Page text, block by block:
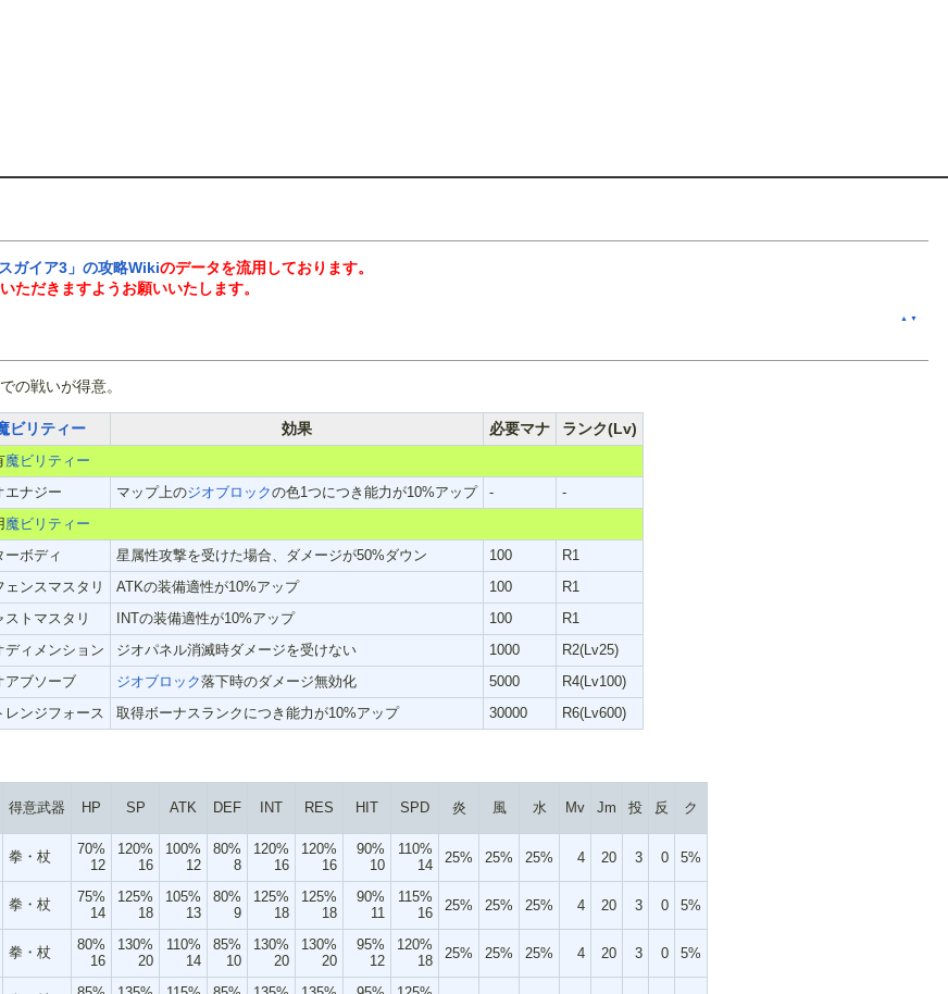
ガイア3」の攻略Wikiのデータを流用しております。
ただきますようお願いいたします。
▲ ▼
の戦いが得意。
ビリティー 効果 必要マナ ランク(Lv)
魔ビリティー
エナジー
マップ上のジオブロックの色1つにつき能力が10%アップ -
-
魔ビリティー
ーボディ
星属性攻撃を受けた場合、ダメージが50%ダウン 100
R1
ェンスマスタリ
ATKの装備適性が10%アップ 100
R1
ストマスタリ
INTの装備適性が10%アップ 100
R1
ディメンション
ジオパネル消滅時ダメージを受けない 1000
R2(Lv25)
アブソーブ
ジオブロック落下時のダメージ無効化 5000
R4(Lv100)
レンジフォース
取得ボーナスランクにつき能力が10%アップ 30000 R6(Lv600)
得意武器 HP SP ATK DEF INT RES HIT SPD 炎 風 水 Mv Jm 投 反 ク
拳・杖
70%
12
120%
16
100%
12
80%
8
120%
16
120%
16
90%
10
110%
14
25% 25% 25% 4 20 3 0 5%
拳・杖
75%
14
125%
18
105%
13
80%
9
125%
18
125%
18
90%
11
115%
16
25% 25% 25% 4 20 3 0 5%
拳・杖
80%
16
130%
20
110%
14
85%
10
130%
20
130%
20
95%
12
120%
18
25% 25% 25% 4 20 3 0 5%